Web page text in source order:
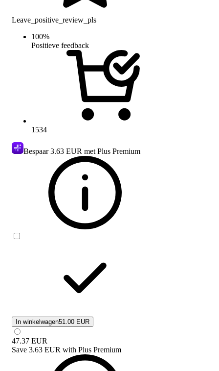
Leave_positive_review_pls
100%
Positieve feedback
1534
Bespaar3.63 EUR met Plus Premium
In winkelwagen51.00 EUR
47.37 EUR
Save 3.63 EUR with Plus Premium